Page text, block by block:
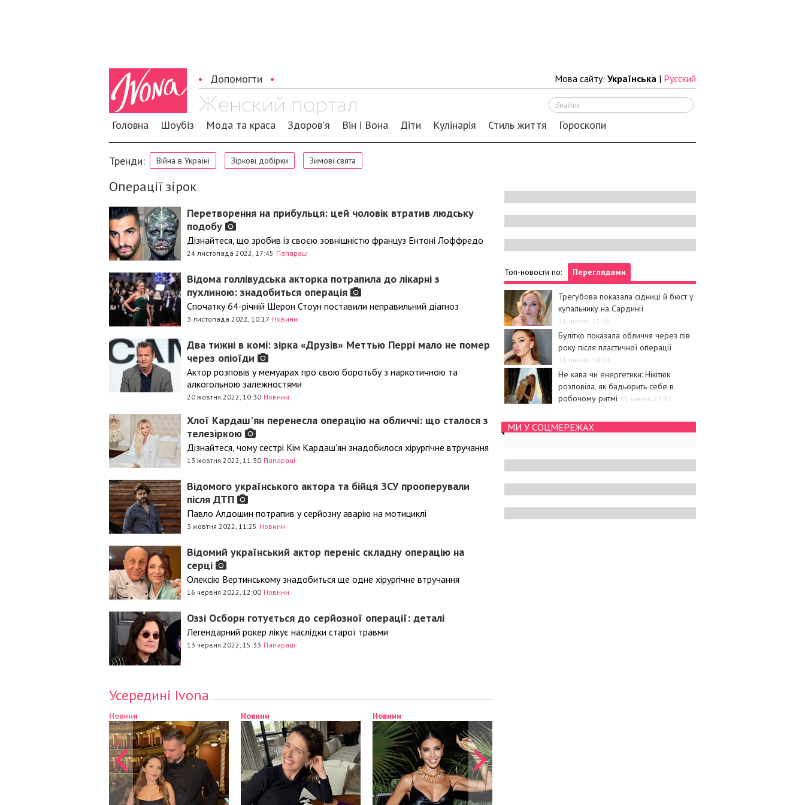
Допомогти Мова сайту: Українська | Русский
Головна Шоубіз Мода та краса Здоров'я Він і Вона Діти Кулінарія Стиль життя Гороскопи
Тренди: Війна в Україні Зіркові добірки Зимові свята
Операції зірок
Перетворення на прибульця: цей чоловік втратив людську
подобу
Дізнайтеся, що зробив із своєю зовнішністю француз Ентоні Лоффредо
24 листопада 2022, 17:45 Папараці
Відома голлівудська акторка потрапила до лікарні з
пухлиною: знадобиться операція
Спочатку 64-річній Шерон Стоун поставили неправильний діагноз
3 листопада 2022, 10:17 Новини
Два тижні в комі: зірка «Друзів» Меттью Перрі мало не помер
через опіоїди
Актор розповів у мемуарах про свою боротьбу з наркотичною та
алкогольною залежностями
20 жовтня 2022, 10:30 Новини
Хлої Кардаш'ян перенесла операцію на обличчі: що сталося з
телезіркою
Дізнайтеся, чому сестрі Кім Кардаш'ян знадобилося хірургічне втручання
13 жовтня 2022, 11:30 Папараці
Відомого українського актора та бійця ЗСУ прооперували
після ДТП
Павло Алдошин потрапив у серйозну аварію на мотициклі
3 жовтня 2022, 11:25 Новини
Відомий український актор переніс складну операцію на
серці
Олексію Вертинському знадобиться ще одне хірургічне втручання
16 червня 2022, 12:00 Новини
Оззі Осборн готується до серйозної операції: деталі
Легендарний рокер лікує наслідки старої травми
13 червня 2022, 15:33 Папараці
Усередині Ivona
Новини Новини Новини
Топ-новости по: Переглядами
Трегубова показала сідниці й бюст у
купальнику на Сардинії
31 липня, 21:36
Булітко показала обличчя через пів
року після пластичної операції
31 липня, 18:04
Не кава чи енергетики: Нікітюк
розповіла, як бадьорить себе в
робочому ритмі 31 липня, 23:11
МИ У СОЦМЕРЕЖАХ